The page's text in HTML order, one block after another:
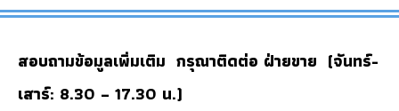
สอบถามข้อมูลเพิ่มเติม กรุณาติดต่อ ฝ่ายขาย (จันทร์-
เสาร์: 8.30 – 17.30 น.)